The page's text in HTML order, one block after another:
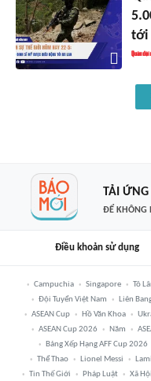
tới
TẢI ỨNG
ĐỂ KHÔNG
Điều khoản sử dụng
Campuchia Singapore Tô
Đội Tuyển Việt Nam
Liên
ASEAN Cup
Hồ Văn Khoa
ASEAN Cup 2026
Năm
Bảng Xếp Hạng AFF Cup 2026
Thể Thao
Lionel Messi
Tin Thế Giới
Pháp Luật Xã Hội